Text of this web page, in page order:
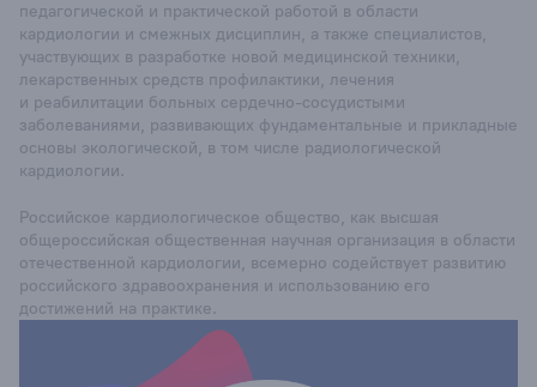
педагогической и практической работой в области
кардиологии и смежных дисциплин, а также специалистов,
участвующих в разработке новой медицинской техники,
лекарственных средств профилактики, лечения
и реабилитации больных сердечно-сосудистыми
заболеваниями, развивающих фундаментальные и прикладные
основы экологической, в том числе радиологической
кардиологии.
Российское кардиологическое общество, как высшая
общероссийская общественная научная организация в области
отечественной кардиологии, всемерно содействует развитию
российского здравоохранения и использованию его
достижений на практике.